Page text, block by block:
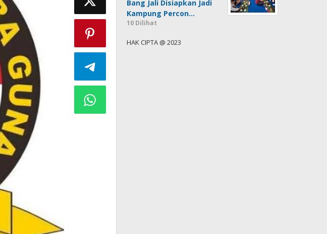
Bang Jali Disiapkan Jadi
Kampung Percon…
10 Dilihat
HAK CIPTA @ 2023